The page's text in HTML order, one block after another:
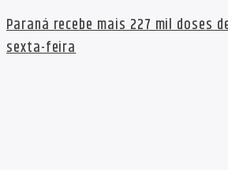
Paraná recebe mais 227 mil doses
sexta-feira